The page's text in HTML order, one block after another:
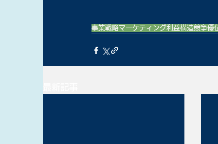
事業戦略マーケティング利益構造競争優